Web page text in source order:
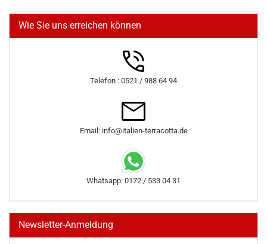
Wie Sie uns erreichen können
Telefon : 0521 / 988 64 94
Email: info@italien-terracotta.de
Whatsapp: 0172 / 533 04 31
Newsletter-Anmeldung